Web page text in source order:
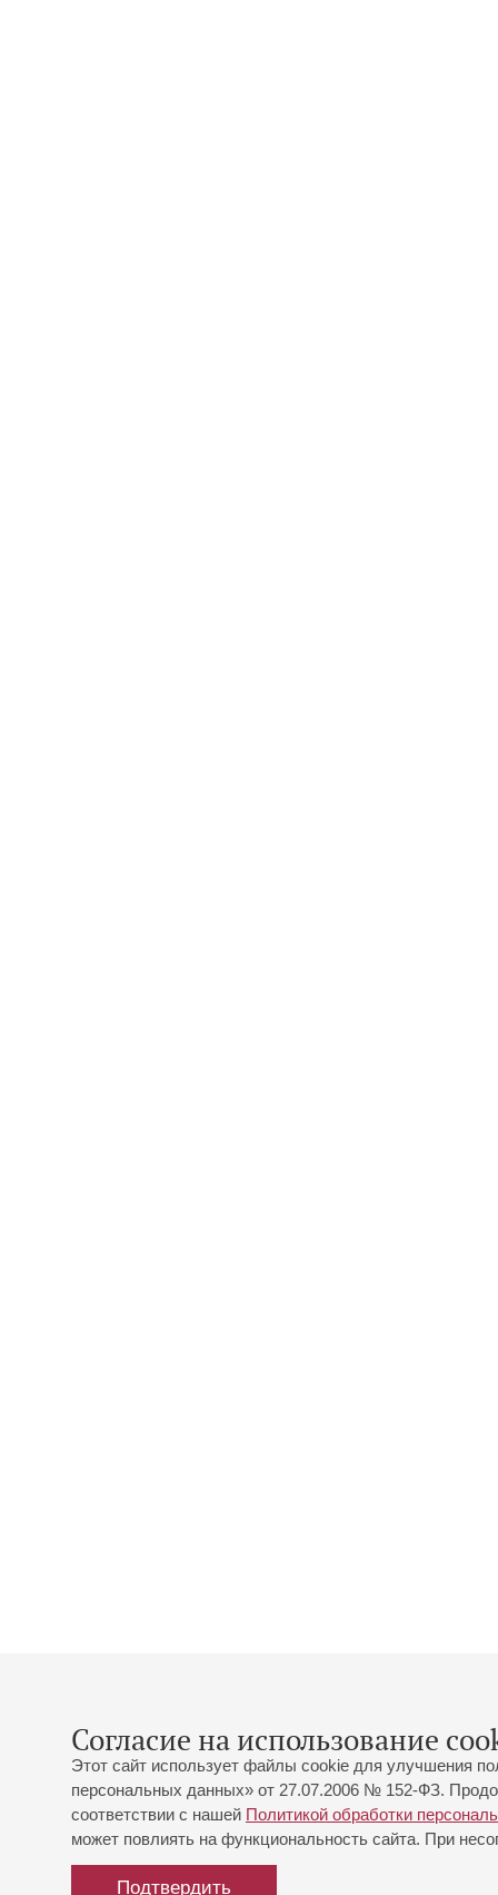
Согласие на использование
Этот сайт использует файлы cookie для улучшения
персональных данных» от 27.07.2006 № 152-ФЗ.
соответствии с нашей Политикой обработки
может повлиять на функциональность сайта. При
Подтвердить